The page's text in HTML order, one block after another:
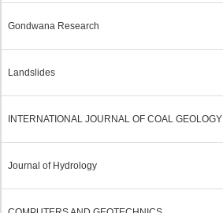
Gondwana Research
Landslides
INTERNATIONAL JOURNAL OF COAL GEOLOGY
Journal of Hydrology